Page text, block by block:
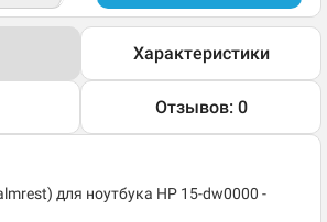
Характеристики
Отзывов: 0
для ноутбука HP 15-dw0000 -